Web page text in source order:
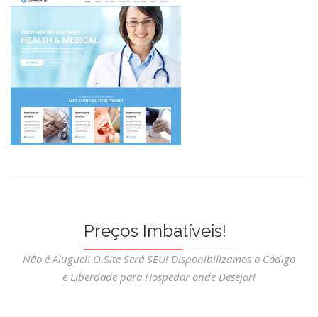
Preços Imbatíveis!
Não é Aluguel! O Site Será SEU! Disponibilizamos o Código
e Liberdade para Hospedar onde Desejar!